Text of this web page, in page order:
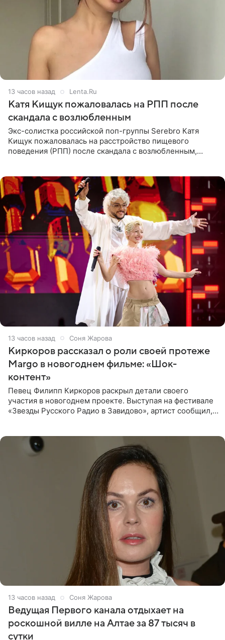
13 часов назад Lenta.Ru
Катя Кищук пожаловалась на РПП после
скандала с возлюбленным
Экс-солистка российской поп-группы Serebro Катя
Кищук пожаловалась на расстройство пищевого
поведения (РПП) после скандала с возлюбленным,
13 часов назад Соня Жарова
Киркоров рассказал о роли своей протеже
Margo в новогоднем фильме: «Шок-
контент»
Певец Филипп Киркоров раскрыл детали своего
участия в новогоднем проекте. Выступая на фестивале
«Звезды Русского Радио в Завидово», артист сообщил,
13 часов назад Соня Жарова
Ведущая Первого канала отдыхает на
роскошной вилле на Алтае за 87 тысяч в
сутки